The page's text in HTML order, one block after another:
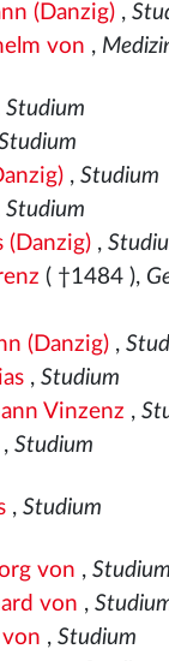
(Danzig),
von ,
Studium
, Studium
Studium
(Danzig),
( †1484 ),
(Danzig),
, Studium
Vinzenz ,
, Studium
, Studium
von , Studium
von ,
von , Studium